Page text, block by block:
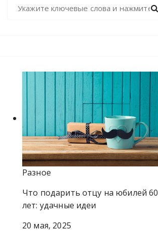
Разное
Что подарить отцу на юбилей 60
лет: удачные идеи
20 мая, 2025